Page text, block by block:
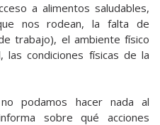
a alimentos saludables,
nos rodean, la falta de
trabajo), el ambiente físico
las condiciones físicas de la
podamos hacer nada al
sobre qué acciones